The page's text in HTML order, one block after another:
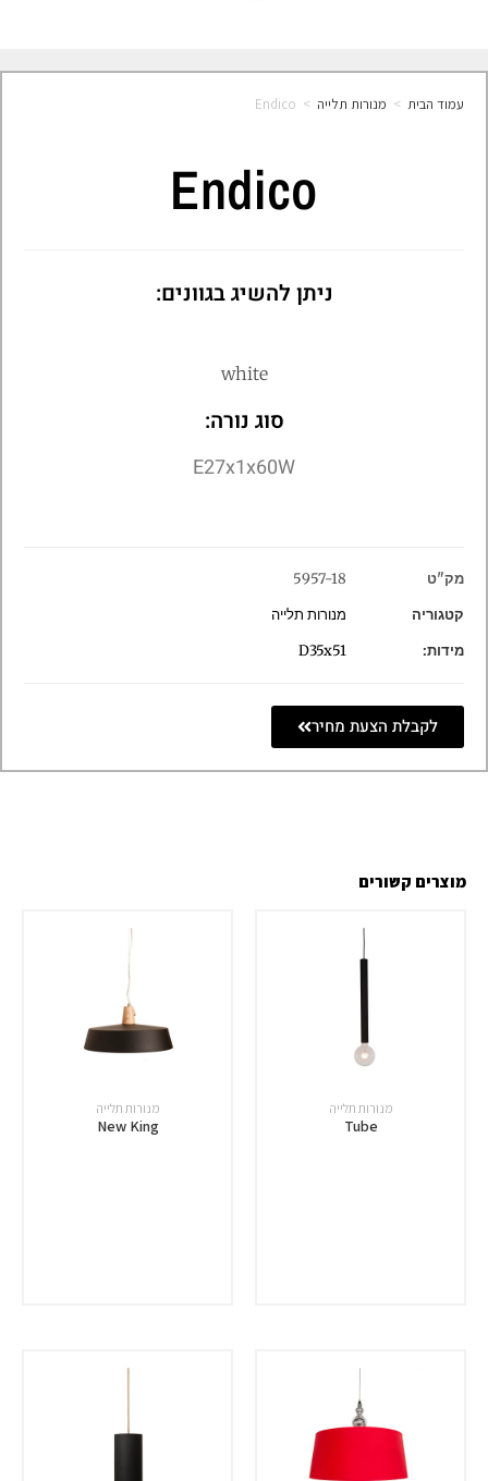
עמוד הבית > מנורות תלייה >
Endico
Endico
ניתן להשיג בגוונים:
white
סוג נורה:
E27x1x60W
מק"ט
5957-18
קטגוריה
מנורות תלייה
מידות:
D35x51
לקבלת הצעת מחיר
מוצרים קשורים
מנורות תלייה
Tube
מנורות תלייה
New King